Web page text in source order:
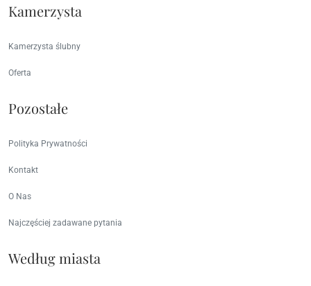
Kamerzysta
Kamerzysta ślubny
Oferta
Pozostałe
Polityka Prywatności
Kontakt
O Nas
Najczęściej zadawane pytania
Według miasta